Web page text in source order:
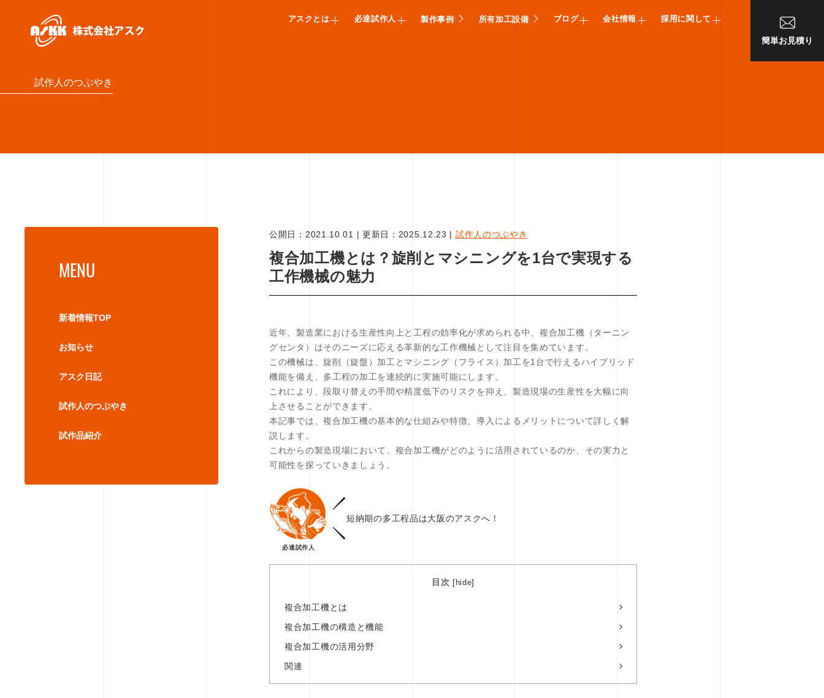
アスクとは 必達試作人 製作事例 所有加工設備 ブログ 会社情報 採用に関して
簡単お見積り
試作人のつぶやき
MENU
新着情報TOP
お知らせ
アスク日記
試作人のつぶやき
試作品紹介
公開日： 2021.10.01 | 更新日： 2025.12.23 | 試作人のつぶやき
複合加工機とは？旋削とマシニングを1台で実現する
工作機械の魅力
近年、製造業における生産性向上と工程の効率化が求められる中、複合加工機（ターニン
グセンタ）はそのニーズに応える革新的な工作機械として注目を集めています。
この機械は、旋削（旋盤）加工とマシニング（フライス）加工を1台で行えるハイブリッド
機能を備え、多工程の加工を連続的に実施可能にします。
これにより、段取り替えの手間や精度低下のリスクを抑え、製造現場の生産性を大幅に向
上させることができます。
本記事では、複合加工機の基本的な仕組みや特徴、導入によるメリットについて詳しく解
説します。
これからの製造現場において、複合加工機がどのように活用されているのか、その実力と
可能性を探っていきましょう。
必達試作人
短納期の多工程品は大阪のアスクへ！
目次 [ hide]
複合加工機とは
複合加工機の構造と機能
複合加工機の活用分野
関連